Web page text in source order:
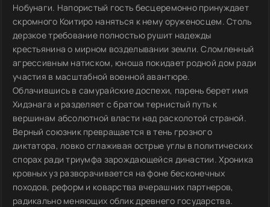
Нобунаги. Напористый гость бесцеремонно принуждает
скромного Коитиро наняться к нему оруженосцем. Столь
дерзкое требование полностью рушит надежды
крестьянина о мирном возделывании земли. Сломленный
агрессивным натиском, юноша покидает родной дом ради
участия в масштабной военной авантюре.
Облачившись в самурайские доспехи, парень берет имя
Хидэнага и разделяет с братом тернистый путь к
вершинам абсолютной власти над расколотой страной.
Верный союзник превращается в тень грозного
диктатора, ловко сглаживая острые углы в политических
спорах ради триумфа зарождающейся династии. Хроника
кровных уз разворачивается на фоне бесконечных
походов, реформ и коварства вчерашних партнеров,
радикально меняющих облик древнего государства.